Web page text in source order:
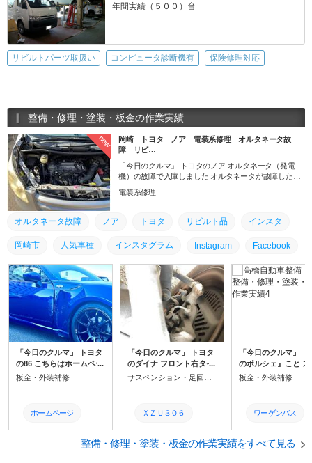
年間実績（５００）台
リビルトパーツ取扱い コンピュータ診断機有 保険修理対応
整備・修理・塗装・板金の作業実績
new
岡崎 トヨタ ノア 電装系修理 オルタネータ故
障 リビ…
「今日のクルマ」 トヨタのノア オルタネータ（発電
機）の故障で入庫しました オルタネータが故障したま
ルマが動かなくなってしまう可能性もあるので、出来
それにしても今回は、今まであまり見た事のないトラ
ブルでした
電装系修理
オルタネータ故障 ノア トヨタ リビルト品 インスタ
岡崎市 人気車種 インスタグラム Instagram Facebook
フェイスブック 岡崎 土日営業 整備 交換
「今日のクルマ」 トヨタ
の86 こちらはホームペー
ジからのお問い合わせか
ぶつかってしまったそう
です ディーラーさんは10
0点満点の整備になるか
板金・外装補修
ホームページ
「今日のクルマ」 トヨタ
のダイナ フロント右タイ
ヤ辺りから変な音がする
がこすれる様な音が･･･
普段なら大した作業では
ＸＺＵ３０６
ＡＢＳセンサー故
障
「今日のクルマ」 『
のポルシェ』こと ス
のサンバー 知り合い
マ 元は車検の通ら
状態だった（ワーゲ
ス仕様）ので、中古
ツをかき集めて何と
板金・外装補修
ワーゲンバス
整備・修理・塗装・板金の作業実績をすべて見る